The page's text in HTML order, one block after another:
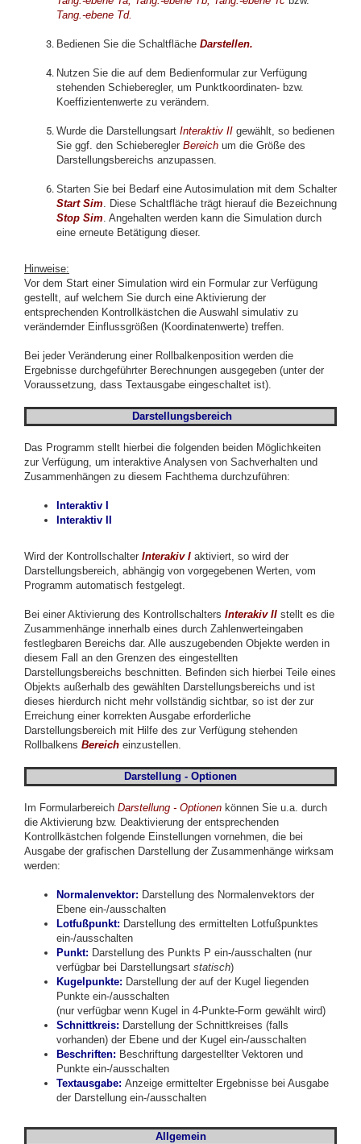
Tang.-ebene Td.
Bedienen Sie die Schaltfläche Darstellen.
Nutzen Sie die auf dem Bedienformular zur Verfügung
stehenden Schieberegler, um Punktkoordinaten- bzw.
Koeffizientenwerte zu verändern.
Wurde die Darstellungsart Interaktiv II gewählt, so bedienen
Sie ggf. den Schieberegler Bereich um die Größe des
Darstellungsbereichs anzupassen.
Starten Sie bei Bedarf eine Autosimulation mit dem Schalter
Start Sim. Diese Schaltfläche trägt hierauf die Bezeichnung
Stop Sim. Angehalten werden kann die Simulation durch
eine erneute Betätigung dieser.
Hinweise:
Vor dem Start einer Simulation wird ein Formular zur Verfügung
gestellt, auf welchem Sie durch eine Aktivierung der
entsprechenden Kontrollkästchen die Auswahl simulativ zu
verändernder Einflussgrößen (Koordinatenwerte) treffen.
Bei jeder Veränderung einer Rollbalkenposition werden die
Ergebnisse durchgeführter Berechnungen ausgegeben (unter der
Voraussetzung, dass Textausgabe eingeschaltet ist).
Darstellungsbereich
Das Programm stellt hierbei die folgenden beiden Möglichkeiten
zur Verfügung, um interaktive Analysen von Sachverhalten und
Zusammenhängen zu diesem Fachthema durchzuführen:
Interaktiv I
Interaktiv II
Wird der Kontrollschalter Interakiv I aktiviert, so wird der
Darstellungsbereich, abhängig von vorgegebenen Werten, vom
Programm automatisch festgelegt.
Bei einer Aktivierung des Kontrollschalters Interakiv II stellt es die
Zusammenhänge innerhalb eines durch Zahlenwerteingaben
festlegbaren Bereichs dar. Alle auszugebenden Objekte werden in
diesem Fall an den Grenzen des eingestellten
Darstellungsbereichs beschnitten. Befinden sich hierbei Teile eines
Objekts außerhalb des gewählten Darstellungsbereichs und ist
dieses hierdurch nicht mehr vollständig sichtbar, so ist der zur
Erreichung einer korrekten Ausgabe erforderliche
Darstellungsbereich mit Hilfe des zur Verfügung stehenden
Rollbalkens Bereich einzustellen.
Darstellung - Optionen
Im Formularbereich Darstellung - Optionen können Sie u.a. durch
die Aktivierung bzw. Deaktivierung der entsprechenden
Kontrollkästchen folgende Einstellungen vornehmen, die bei
Ausgabe der grafischen Darstellung der Zusammenhänge wirksam
werden:
Normalenvektor: Darstellung des Normalenvektors der
Ebene ein-/ausschalten
Lotfußpunkt: Darstellung des ermittelten Lotfußpunktes
ein-/ausschalten
Punkt: Darstellung des Punkts P ein-/ausschalten (nur
verfügbar bei Darstellungsart statisch)
Kugelpunkte: Darstellung der auf der Kugel liegenden
Punkte ein-/ausschalten
(nur verfügbar wenn Kugel in 4-Punkte-Form gewählt wird)
Schnittkreis: Darstellung der Schnittkreises (falls
vorhanden) der Ebene und der Kugel ein-/ausschalten
Beschriften: Beschriftung dargestellter Vektoren und
Punkte ein-/ausschalten
Textausgabe: Anzeige ermittelter Ergebnisse bei Ausgabe
der Darstellung ein-/ausschalten
Allgemein